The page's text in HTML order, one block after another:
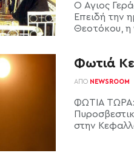
Ο Άγιος
Επειδή την
Θεοτόκου, η
Φωτιά
ΑΠΌ NEWSROOM
ΦΩΤΙΑ ΤΩΡΑ:
στην